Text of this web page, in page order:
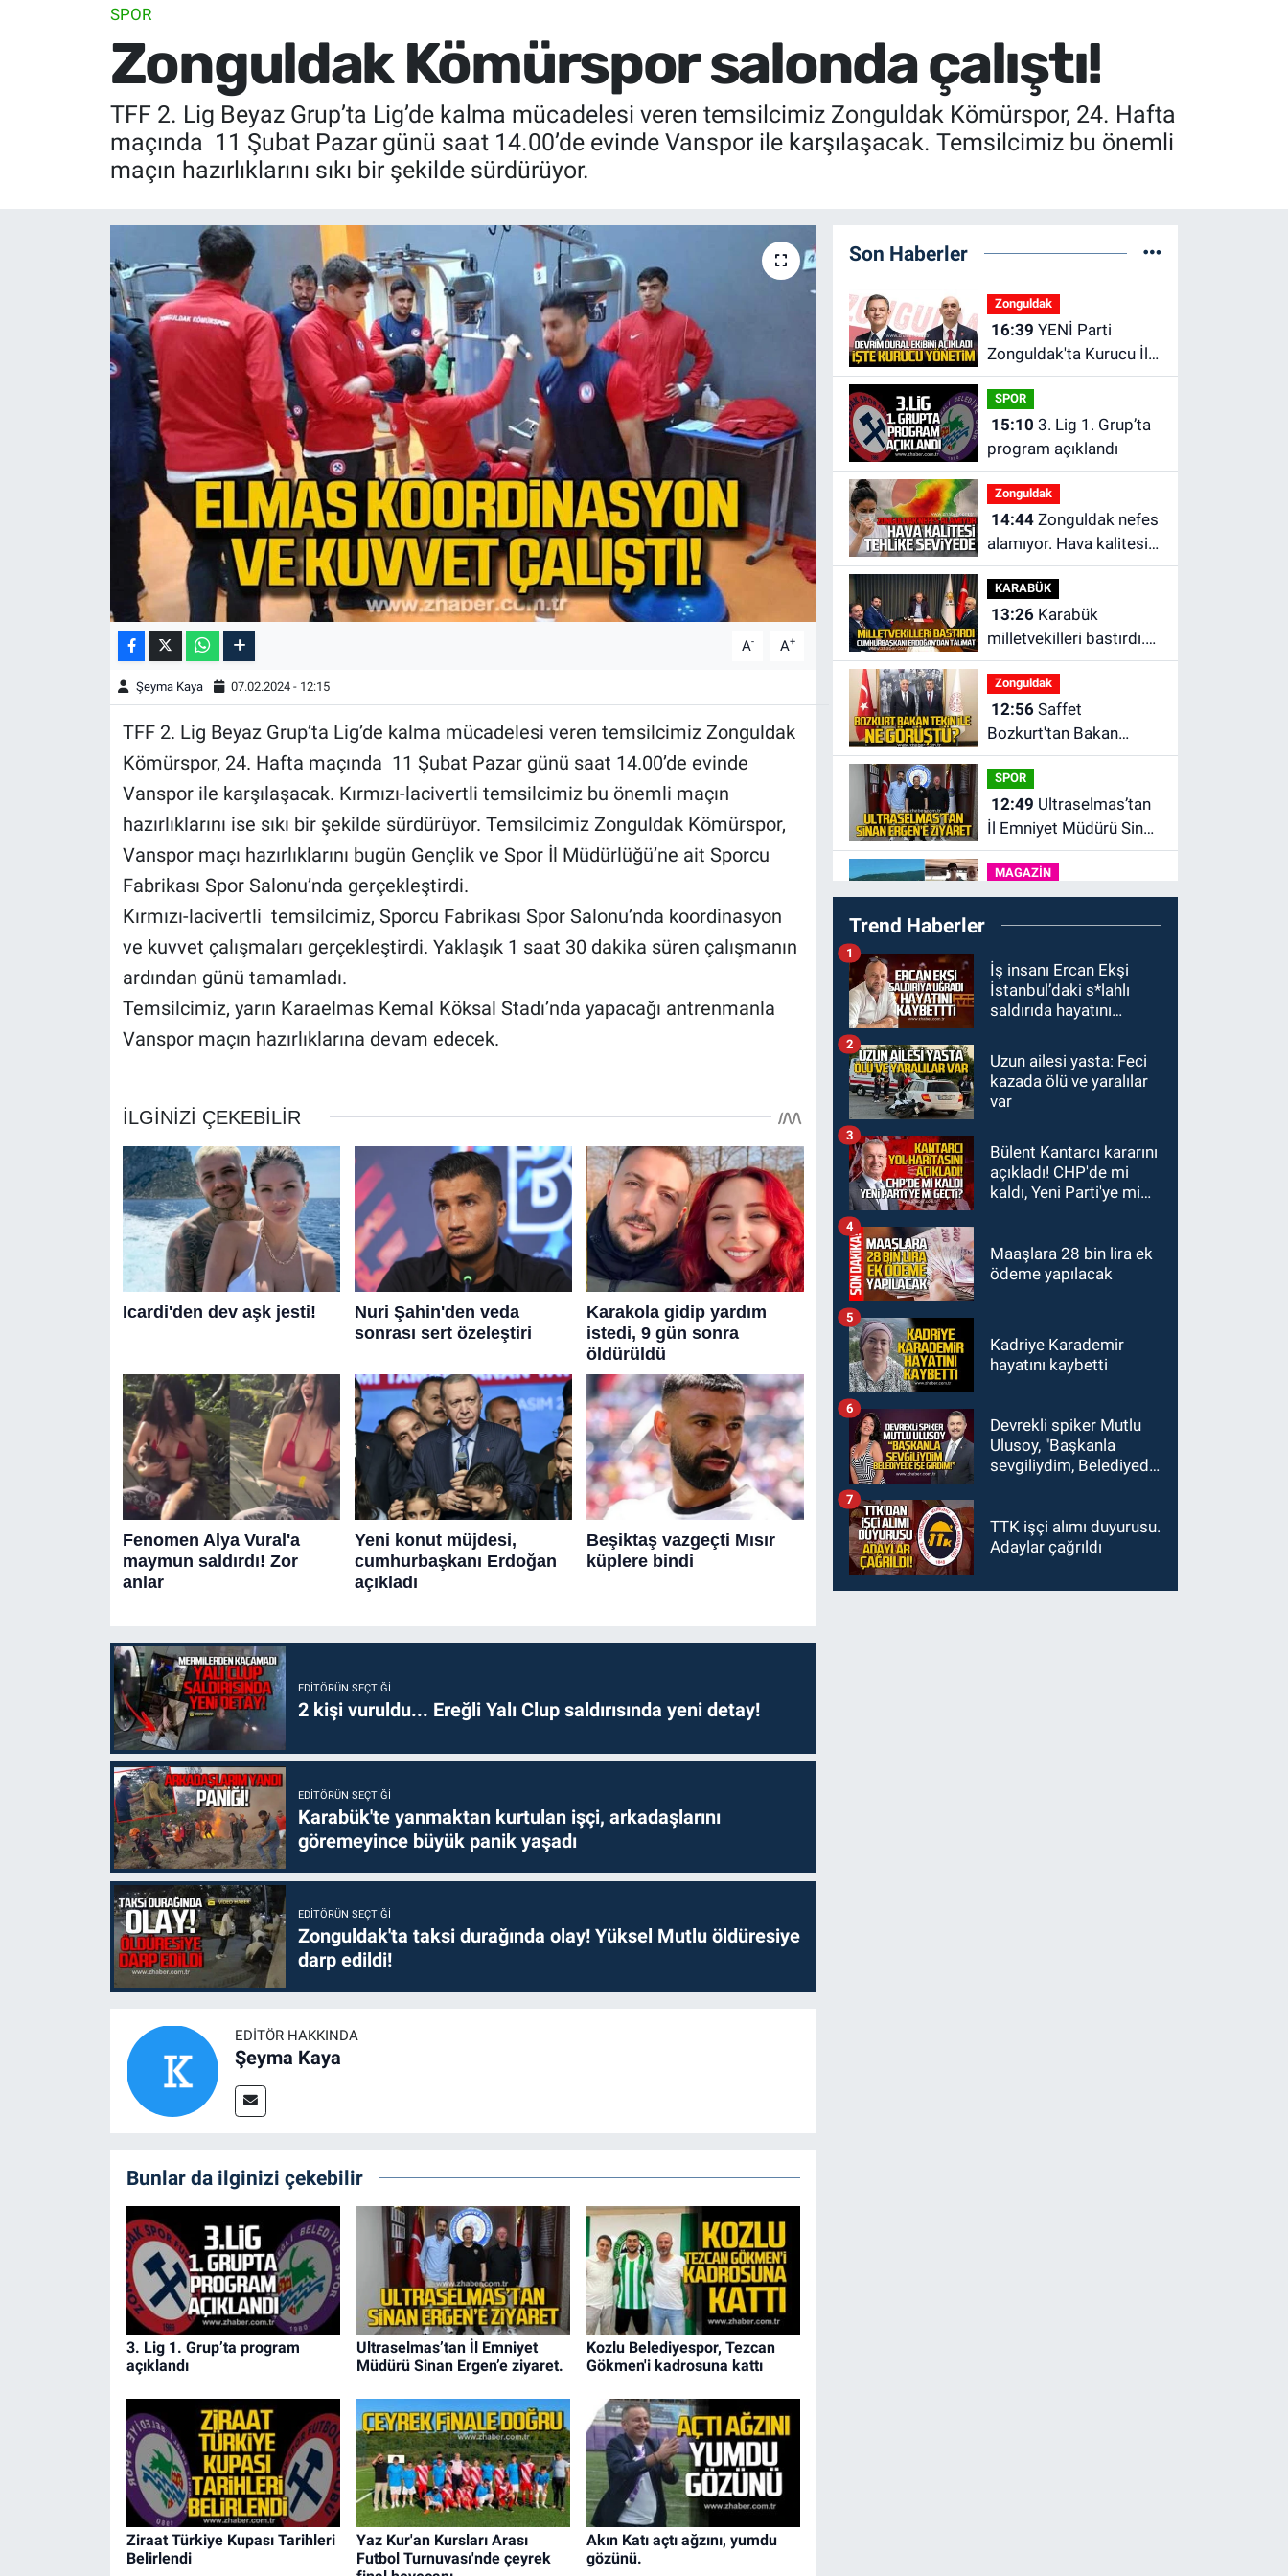
SPOR
Zonguldak Kömürspor salonda çalıştı!
TFF 2. Lig Beyaz Grup’ta Lig’de kalma mücadelesi veren temsilcimiz Zonguldak Kömürspor, 24. Hafta
maçında 11 Şubat Pazar günü saat 14.00’de evinde Vanspor ile karşılaşacak. Temsilcimiz bu önemli
maçın hazırlıklarını sıkı bir şekilde sürdürüyor.
A- A+
Şeyma Kaya 07.02.2024 - 12:15
TFF 2. Lig Beyaz Grup’ta Lig’de kalma mücadelesi veren temsilcimiz Zonguldak
Kömürspor, 24. Hafta maçında 11 Şubat Pazar günü saat 14.00’de evinde
Vanspor ile karşılaşacak. Kırmızı-lacivertli temsilcimiz bu önemli maçın
hazırlıklarını ise sıkı bir şekilde sürdürüyor. Temsilcimiz Zonguldak Kömürspor,
Vanspor maçı hazırlıklarını bugün Gençlik ve Spor İl Müdürlüğü’ne ait Sporcu
Fabrikası Spor Salonu’nda gerçekleştirdi.
Kırmızı-lacivertli temsilcimiz, Sporcu Fabrikası Spor Salonu’nda koordinasyon
ve kuvvet çalışmaları gerçekleştirdi. Yaklaşık 1 saat 30 dakika süren çalışmanın
ardından günü tamamladı.
Temsilcimiz, yarın Karaelmas Kemal Köksal Stadı’nda yapacağı antrenmanla
Vanspor maçın hazırlıklarına devam edecek.
EDITÖRÜN SEÇTIĞI
2 kişi vuruldu... Ereğli Yalı Clup saldırısında yeni detay!
EDITÖRÜN SEÇTIĞI
Karabük'te yanmaktan kurtulan işçi, arkadaşlarını
göremeyince büyük panik yaşadı
EDITÖRÜN SEÇTIĞI
Zonguldak'ta taksi durağında olay! Yüksel Mutlu öldüresiye
darp edildi!
EDITÖR HAKKINDA
Şeyma Kaya
Bunlar da ilginizi çekebilir
3. Lig 1. Grup’ta program
açıklandı
Ultraselmas’tan İl Emniyet
Müdürü Sinan Ergen’e ziyaret.
Kozlu Belediyespor, Tezcan
Gökmen'i kadrosuna kattı
Ziraat Türkiye Kupası Tarihleri
Belirlendi
Yaz Kur'an Kursları Arası
Futbol Turnuvası'nde çeyrek
Akın Katı açtı ağzını, yumdu
gözünü.
Son Haberler
Zonguldak
16:39
Zonguldak'ta Kurucu İl
Yönetim Kurulu belli
oldu
SPOR
15:10
program açıklandı
Zonguldak
14:44Zonguldak nefes
alamıyor. Hava kalitesi
tehlikeli seviyede.
KARABÜK
13:26Karabük
milletvekilleri bastırdı.
Cumhurbaşkanı
Erdoğan talimat verdi
Zonguldak
12:56Saffet
Bozkurt'tan Bakan
Yusuf Tekin’e ziyaret
SPOR
12:49
İl Emniyet Müdürü Sinan
Ergen’e ziyaret.
MAGAZİN
12:31Ülkü Hilal
Çiftçi’nin babası Ünal
bulundu. Birlikte çekilen
kareler ortaya çıktı.
Zonguldak
12:00Olcay Can
görevine resmen
Zonguldak
10:51Bülent Ecevit
Üniversitesi'ne 45
alınacak.
GÜNDEM
10:00Dışarıdakiler: Bir
Zamanlar Almanya’da’
Trend Haberler
İş insanı Ercan Ekşi
İstanbul’daki s*lahlı
saldırıda hayatını
1
Uzun ailesi yasta: Feci
kazada ölü ve yaralılar
var
2
Bülent Kantarcı kararını
açıkladı! CHP'de mi
kaldı, Yeni Parti'ye mi
3
Maaşlara 28 bin lira ek
ödeme yapılacak
4
Kadriye Karademir
hayatını kaybetti
5
Devrekli spiker Mutlu
Ulusoy, "Başkanla
sevgiliydim, Belediyede
6
TTK işçi alımı duyurusu.
Adaylar çağrıldı
7